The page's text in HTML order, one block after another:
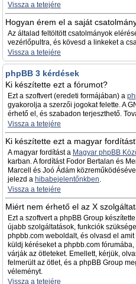
Vissza a tetejére
Hogyan érem el a saját
Az általad feltöltött csatolmányok
vezérlőpultra, és kövesd a linkeket a
Vissza a tetejére
phpBB 3 kérdések
Ki készítette ezt a fórumot?
Ezt a szoftvert (eredeti formájában) a
gyakorolja a szerzői jogokat felette. A
érhető el, és szabadon terjeszthető.
Vissza a tetejére
Ki készítette ezt a magyar
A magyar fordítást a Magyar phpBB
karban. A fordítást Fodor Bertalan és
Marcell és Joó Ádám
jelezd a hibabejelentőnkben.
Vissza a tetejére
Miért nem érhető el az X
Ezt a szoftvert a phpBB Group
újabb szolgáltatások, funkciók
phpbb.com weboldalt, és olvasd el
küldj kéréseket a phpbb.com
várják az ötleteket. Emellett, kérjük,
felmerült az ötlet, és a phpBB Group
véleményt.
Vissza a tetejére